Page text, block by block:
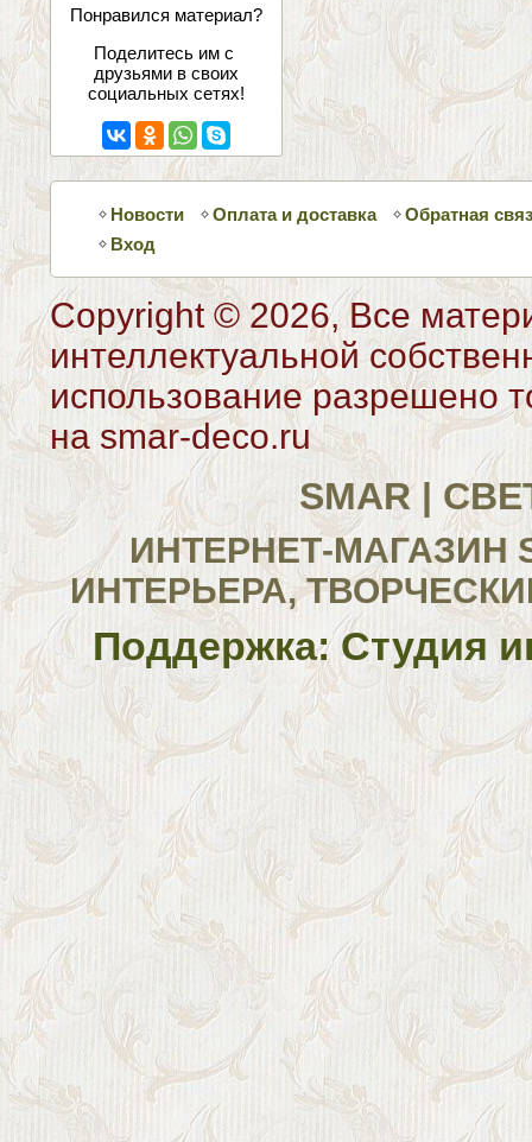
соцсетях
Понравился материал?
Поделитесь им с
друзьями в своих
социальных сетях!
Новости Оплата и доставка
Обратная
Вход
Copyright © 2026, Все
интеллектуальной
использование разрешено
на smar-deco.ru
SMAR |
ИНТЕРНЕТ-МАГАЗИН
ИНТЕРЬЕРА,
Поддержка: Студия